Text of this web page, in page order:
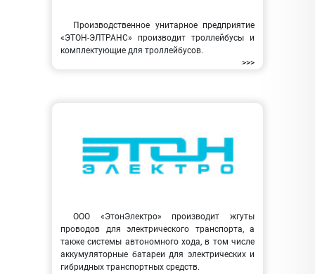
Производственное унитарное предприятие
«ЭТОН-ЭЛТРАНС» производит троллейбусы и
комплектующие для троллейбусов.
>>>
ООО «ЭтонЭлектро» производит жгуты
проводов для электрического транспорта, а
также системы автономного хода, в том числе
аккумуляторные батареи для электрических и
гибридных транспортных средств.